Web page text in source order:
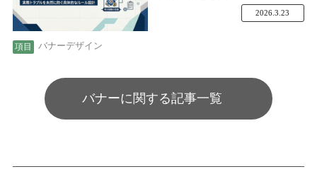
バナーデザイン
2026.3.23
バナーに関する記事一覧